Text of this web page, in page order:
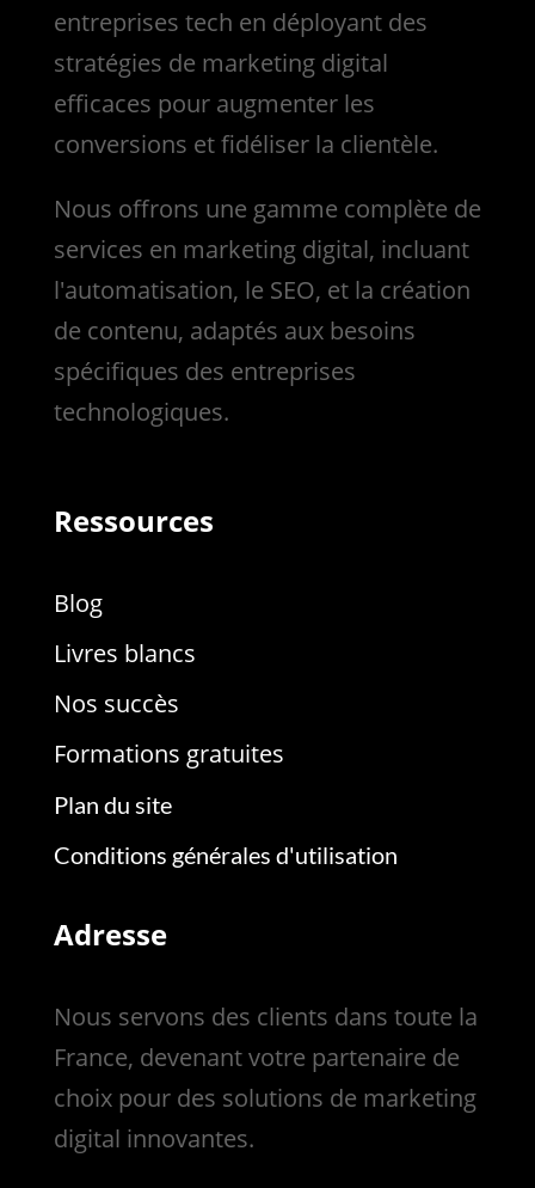
entreprises tech en déployant des
stratégies de marketing digital
efficaces pour augmenter les
conversions et fidéliser la clientèle.
Nous offrons une gamme complète de
services en marketing digital, incluant
l'automatisation, le SEO, et la création
de contenu, adaptés aux besoins
spécifiques des entreprises
technologiques.
Ressources
Blog
Livres blancs
Nos succès
Formations gratuites
Plan du site
Conditions générales d'utilisation
Adresse
Nous servons des clients dans toute la
France, devenant votre partenaire de
choix pour des solutions de marketing
digital innovantes.